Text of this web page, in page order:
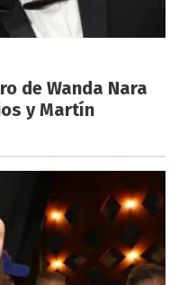
de Wanda Nara
y Martín